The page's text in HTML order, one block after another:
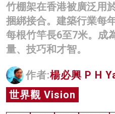
商業
科技
名家榜
灼見活動
竹棚架在香港被廣泛用
捆綁接合。建築行業每
每根竹竿長6至7米。成
量、技巧和才智。
作者:楊必興 P H
世界觀 Vision